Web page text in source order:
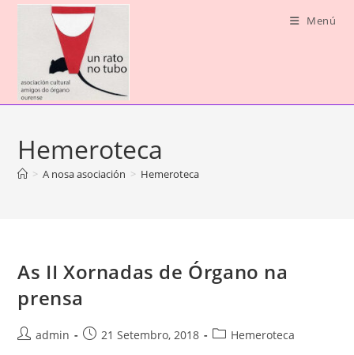
Saltar
Menú
Hemeroteca
> A nosa asociación > Hemeroteca
As II Xornadas de Órgano na
prensa
Autoradmin
Publicación
21 Setembro, 2018
Categoría
Hemeroteca